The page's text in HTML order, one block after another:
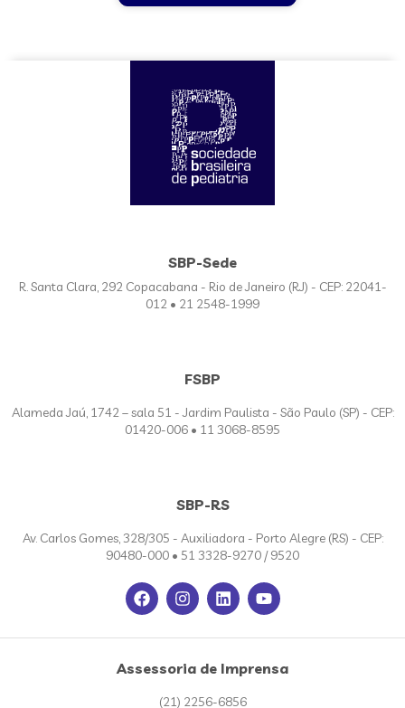
SBP-Sede
R. Santa Clara, 292 Copacabana - Rio de Janeiro (RJ) - CEP: 22041-
012 • 21 2548-1999
FSBP
Alameda Jaú, 1742 – sala 51 - Jardim Paulista - São Paulo (SP) - CEP:
01420-006 • 11 3068-8595
SBP-RS
Av. Carlos Gomes, 328/305 - Auxiliadora - Porto Alegre (RS) - CEP:
90480-000 • 51 3328-9270 / 9520
Assessoria de Imprensa
(21) 2256-6856